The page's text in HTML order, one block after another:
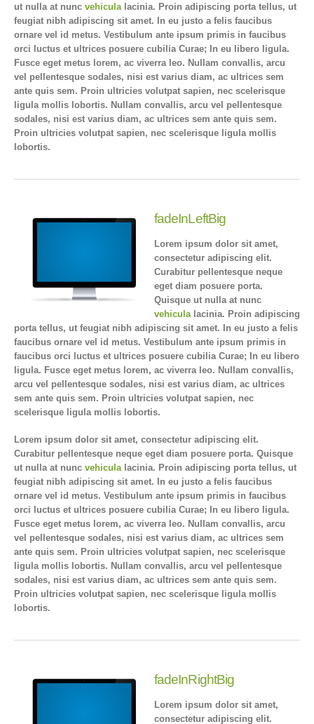
ut nulla at nunc vehicula lacinia. Proin adipiscing porta tellus, ut
feugiat nibh adipiscing sit amet. In eu justo a felis faucibus
ornare vel id metus. Vestibulum ante ipsum primis in faucibus
orci luctus et ultrices posuere cubilia Curae; In eu libero ligula.
Fusce eget metus lorem, ac viverra leo. Nullam convallis, arcu
vel pellentesque sodales, nisi est varius diam, ac ultrices sem
ante quis sem. Proin ultricies volutpat sapien, nec scelerisque
ligula mollis lobortis. Nullam convallis, arcu vel pellentesque
sodales, nisi est varius diam, ac ultrices sem ante quis sem.
Proin ultricies volutpat sapien, nec scelerisque ligula mollis
lobortis.
fadeInLeftBig
Lorem ipsum dolor sit amet,
consectetur adipiscing elit.
Curabitur pellentesque neque
eget diam posuere porta.
Quisque ut nulla at nunc
vehicula lacinia. Proin adipiscing
porta tellus, ut feugiat nibh adipiscing sit amet. In eu justo a felis
faucibus ornare vel id metus. Vestibulum ante ipsum primis in
faucibus orci luctus et ultrices posuere cubilia Curae; In eu libero
ligula. Fusce eget metus lorem, ac viverra leo. Nullam convallis,
arcu vel pellentesque sodales, nisi est varius diam, ac ultrices
sem ante quis sem. Proin ultricies volutpat sapien, nec
scelerisque ligula mollis lobortis.
Lorem ipsum dolor sit amet, consectetur adipiscing elit.
Curabitur pellentesque neque eget diam posuere porta. Quisque
ut nulla at nunc vehicula lacinia. Proin adipiscing porta tellus, ut
feugiat nibh adipiscing sit amet. In eu justo a felis faucibus
ornare vel id metus. Vestibulum ante ipsum primis in faucibus
orci luctus et ultrices posuere cubilia Curae; In eu libero ligula.
Fusce eget metus lorem, ac viverra leo. Nullam convallis, arcu
vel pellentesque sodales, nisi est varius diam, ac ultrices sem
ante quis sem. Proin ultricies volutpat sapien, nec scelerisque
ligula mollis lobortis. Nullam convallis, arcu vel pellentesque
sodales, nisi est varius diam, ac ultrices sem ante quis sem.
Proin ultricies volutpat sapien, nec scelerisque ligula mollis
lobortis.
fadeInRightBig
Lorem ipsum dolor sit amet,
consectetur adipiscing elit.